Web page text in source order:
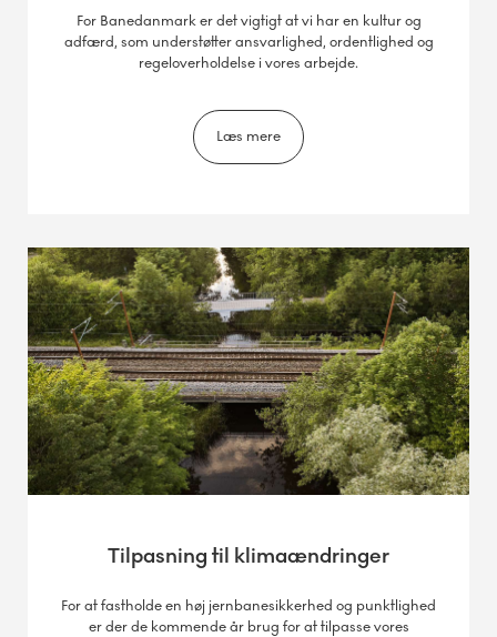
For Banedanmark er det vigtigt at vi har en kultur og
adfærd, som understøtter ansvarlighed, ordentlighed og
regeloverholdelse i vores arbejde.
Læs mere
Tilpasning til klimaændringer
For at fastholde en høj jernbanesikkerhed og punktlighed
er der de kommende år brug for at tilpasse vores